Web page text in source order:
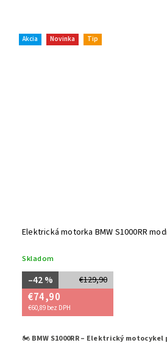
Akcia Novinka Tip
Elektrická motorka BMW S1000RR
Skladom
€129,90
–42 %
€74,90
€60,89 bez DPH
🏍️ BMW S1000RR – Elektrický